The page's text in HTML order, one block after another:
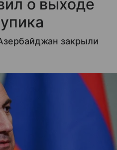
о выходе
закрыли